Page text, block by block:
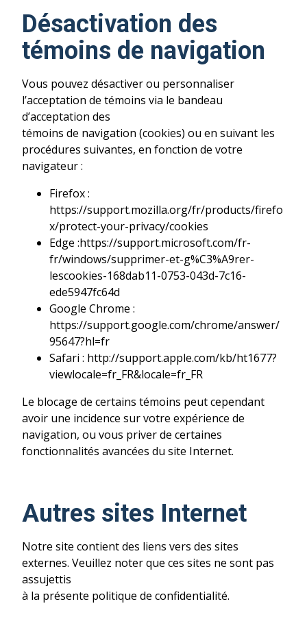
Désactivation des
témoins de navigation
Vous pouvez désactiver ou personnaliser
l’acceptation de témoins via le bandeau
d’acceptation des
témoins de navigation (cookies) ou en suivant les
procédures suivantes, en fonction de votre
navigateur :
Firefox :
https://support.mozilla.org/fr/products/firefo
x/protect-your-privacy/cookies
Edge :https://support.microsoft.com/fr-
fr/windows/supprimer-et-g%C3%A9rer-
lescookies-168dab11-0753-043d-7c16-
ede5947fc64d
Google Chrome :
https://support.google.com/chrome/answer/
95647?hl=fr
Safari : http://support.apple.com/kb/ht1677?
viewlocale=fr_FR&locale=fr_FR
Le blocage de certains témoins peut cependant
avoir une incidence sur votre expérience de
navigation, ou vous priver de certaines
fonctionnalités avancées du site Internet.
Autres sites Internet
Notre site contient des liens vers des sites
externes. Veuillez noter que ces sites ne sont pas
assujettis
à la présente politique de confidentialité.